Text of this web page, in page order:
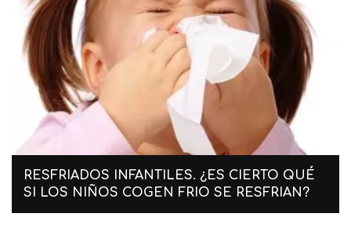
RESFRIADOS INFANTILES. ¿ES CIERTO QUÉ
SI LOS NIÑOS COGEN FRIO SE RESFRIAN?